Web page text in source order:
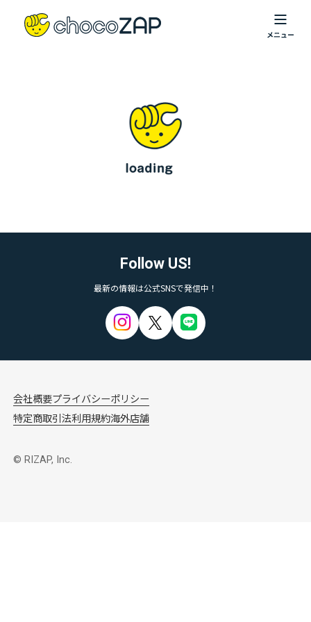
Follow US!
最新の情報は公式SNSで発信中！
会社概要プライバシーポリシー
特定商取引法利用規約海外店舗
© RIZAP, Inc.